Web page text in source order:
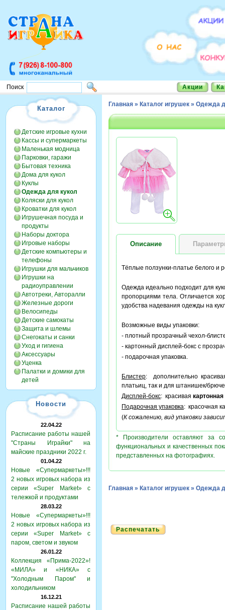
Поиск Акции
Каталог
Детские игровые кухни
Кассы и супермаркеты
Маленькая модница
Парковки, гаражи
Бытовая техника
Дома для кукол
Куклы
Одежда для кукол
Коляски для кукол
Кроватки для кукол
Игрушечная посуда и
продукты
Наборы доктора
Игровые наборы
Детские компьютеры и
телефоны
Игрушки для мальчиков
Игрушки на
радиоуправлении
Автотреки, Авторалли
Железные дороги
Велосипеды
Детские самокаты
Защита и шлемы
Снегокаты и санки
Уход и гигиена
Аксессуары
Уценка
Палатки и домики для
детей
Новости
22.04.22
Расписание работы нашей
"Страны Играйки" на
майские праздники 2022 г.
01.04.22
Новые «Супермаркеты»!!!
2 новых игровых набора из
серии «Super Market» с
тележкой и продуктами
28.03.22
Новые «Супермаркеты»!!!
2 новых игровых набора из
серии «Super Market» с
паром, светом и звуком
26.01.22
Коллекция «Прима-2022»!
«МИЛА» и «НИКА» с
"Холодным Паром" и
холодильником
16.12.21
Расписание нашей работы
Главная » Каталог игрушек » Одежда
Описание
Тёплые ползунки-платье белого и
Одежда идеально подходит для
пропорциями тела. Отличается
удобства надевания одежды на
Возможные виды упаковки:
- плотный прозрачный чехол-
- картонный дисплей-бокс с
- подарочная упаковка.
Блистер: дополнительно
платьиц, так и для штанишек/
Дисплей-бокс: красивая картонная
Подарочная упаковка: красочная
(К сожалению, вид упаковки
* Производители оставляют за
функциональных и качественных
представленных на фотографиях.
Главная » Каталог игрушек » Одежда
Распечатать